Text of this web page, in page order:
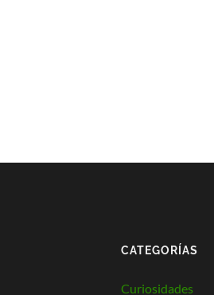
CATEGORÍAS
Curiosidades